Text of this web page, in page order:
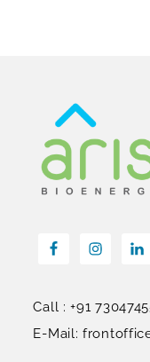
Call : +91
E-Mail: